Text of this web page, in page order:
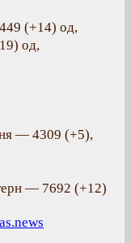
(+14) од,
од,
— 4309 (+5),
— 7692 (+12)